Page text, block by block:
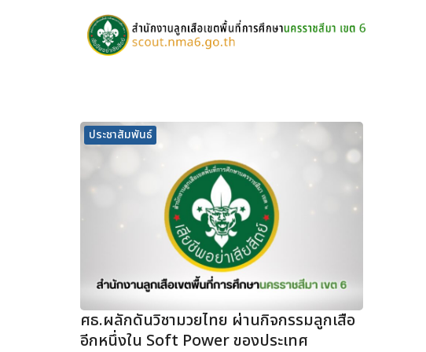
ประชาสัมพันธ์
ศธ.ผลักดันวิชามวยไทย ผ่านกิจกรรมลูกเสือ
อีกหนึ่งใน Soft Power ของประเทศ